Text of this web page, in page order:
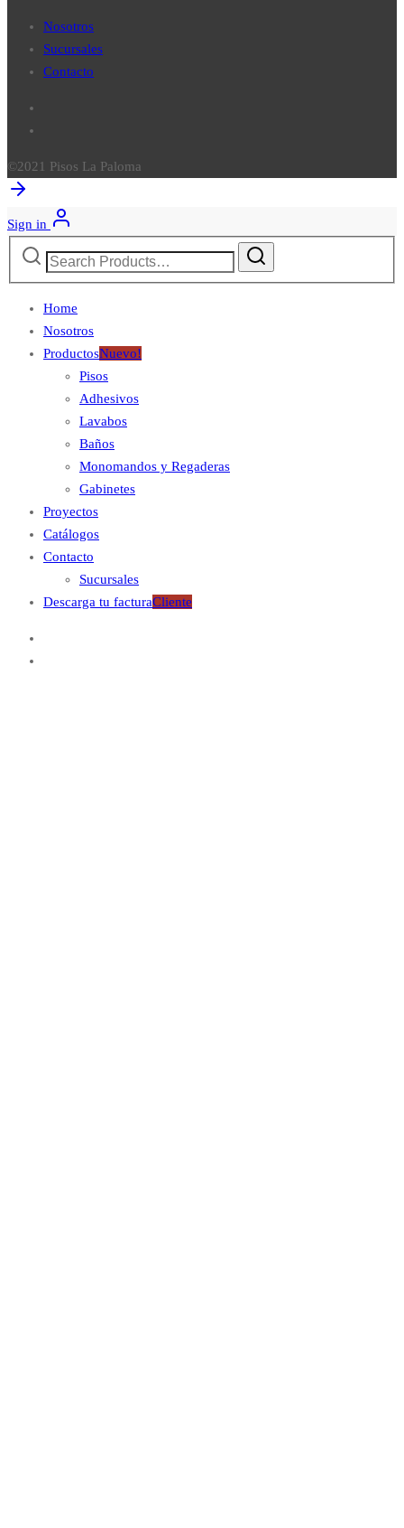
Nosotros
Sucursales
Contacto
©2021 Pisos La Paloma
Sign in
Search
Home
Nosotros
ProductosNuevo!
Pisos
Adhesivos
Lavabos
Baños
Monomandos y Regaderas
Gabinetes
Proyectos
Catálogos
Contacto
Sucursales
Descarga tu facturaCliente